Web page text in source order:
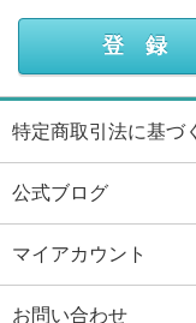
特定商取引法に基づ
公式ブログ
マイアカウント
お問い合わせ